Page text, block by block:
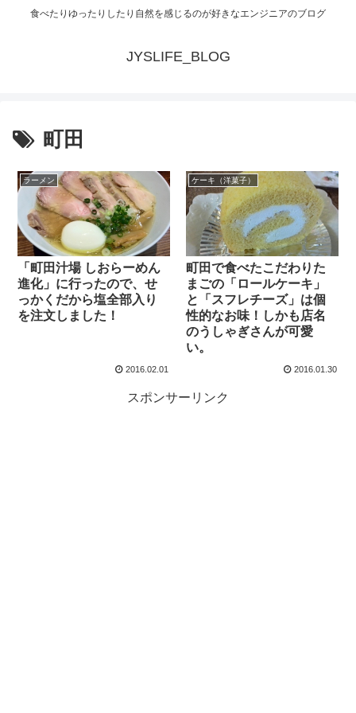
食べたりゆったりしたり自然を感じるのが好きなエンジニアのブログ
JYSLIFE_BLOG
町田
ラーメン
「町田汁場 しおらーめん
進化」に行ったので、せ
っかくだから塩全部入り
を注文しました！
2016.02.01
ケーキ（洋菓子）
町田で食べたこだわりた
まごの「ロールケーキ」
と「スフレチーズ」は個
性的なお味！しかも店名
のうしゃぎさんが可愛
い。
2016.01.30
スポンサーリンク